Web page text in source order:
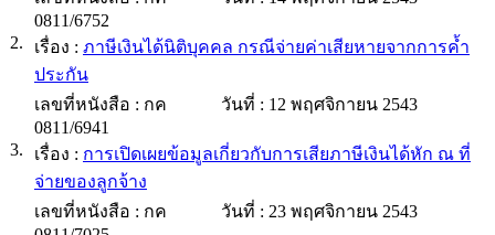
0811/6752
2. เรื่อง : ภาษีเงินได้นิติบุคคล กรณีจ่ายค่าเสียหายจากการค้ำ
ประกัน
เลขที่หนังสือ : กค
0811/6941
วันที่ : 12 พฤศจิกายน 2543
3. เรื่อง : การเปิดเผยข้อมูลเกี่ยวกับการเสียภาษีเงินได้หัก ณ ที่
จ่ายของลูกจ้าง
เลขที่หนังสือ : กค
วันที่ : 23 พฤศจิกายน 2543